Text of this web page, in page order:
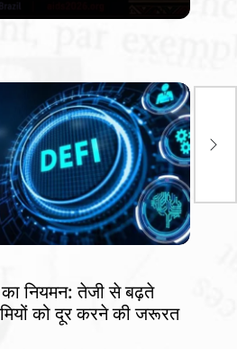
नए
नियमन: तेजी से बढ़ते
को दूर करने की जरूरत